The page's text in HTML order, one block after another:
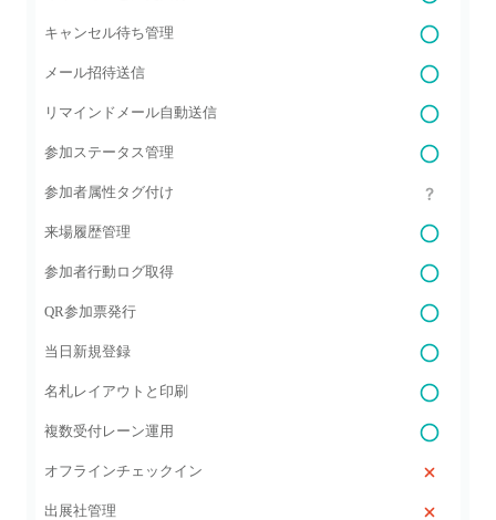
キャンセル待ち管理
メール招待送信
リマインドメール自動送信
参加ステータス管理
参加者属性タグ付け
来場履歴管理
参加者行動ログ取得
QR参加票発行
当日新規登録
名札レイアウトと印刷
複数受付レーン運用
オフラインチェックイン
出展社管理